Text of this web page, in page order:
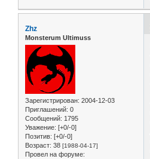
Zhz
Monsterum Ultimuss
Зарегистрирован: 2004-12-03
Приглашений: 0
Сообщений: 1795
Уважение: [+0/-0]
Позитив: [+0/-0]
Возраст: 38 [1988-04-17]
Провел на форуме: